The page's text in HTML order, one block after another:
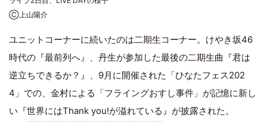
Ⓒ上山陽介
ユニットコーナーに続いたのは二期生コーナー。けやき坂46
時代の『最前列へ』、丹生が参加した最後の二期生曲『君は
逆立ちできるか？』、9月に開催された「ひなたフェス202
4」での、金村による「フライングおすし事件」が記憶に新し
い『世界にはThank you!が溢れている 』が披露された。